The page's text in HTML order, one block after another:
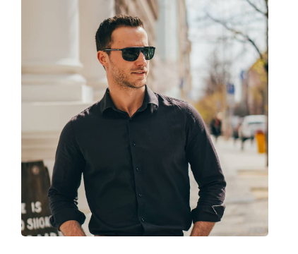
Dreptunghiulară
Culoarea ramei:
Maro
Materialul ramei :
Plastic
Mărime:
M
Lățimea ramei:
137 mm
Lungimea brațelor:
145 mm
Lățimea punții nazale:
18 mm
Greutate:
100 g
Pernițe reglabile pentru nas:
Nu
Balama flexibilă:
Nu
Accesorii